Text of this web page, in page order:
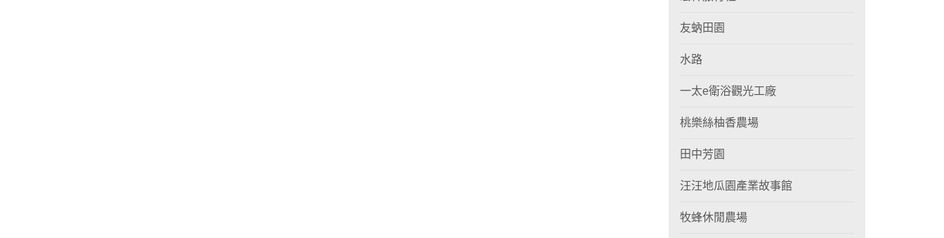
友蚋田園
水路
一太e衛浴觀光工廠
桃樂絲柚香農場
田中芳園
汪汪地瓜園產業故事館
牧蜂休閒農場